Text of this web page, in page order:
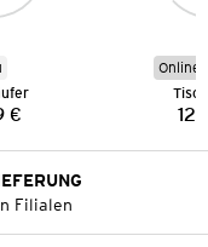
€
Online
Filialen